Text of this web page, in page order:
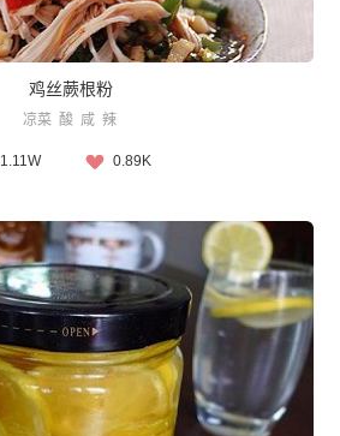
鸡丝蕨根粉
凉菜 酸 咸 辣
1.11W 0.89K